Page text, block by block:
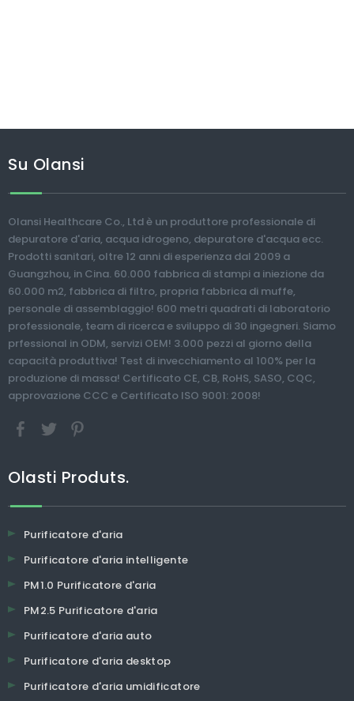
Su Olansi
Olansi Healthcare Co., Ltd è un produttore professionale di
depuratore d'aria, acqua idrogeno, depuratore d'acqua ecc.
Prodotti sanitari, oltre 12 anni di esperienza dal 2009 a
Guangzhou, in Cina. 60.000 fabbrica di stampi a iniezione da
60.000 m2, fabbrica di filtro, propria fabbrica di muffe,
personale di assemblaggio! 600 metri quadrati di laboratorio
professionale, team di ricerca e sviluppo di 30 ingegneri. Siamo
prfessional in ODM, servizi OEM! 3.000 pezzi al giorno della
capacità produttiva! Test di invecchiamento al 100% per la
produzione di massa! Certificato CE, CB, RoHS, SASO, CQC,
approvazione CCC e Certificato ISO 9001: 2008!
Olasti Produts.
Purificatore d'aria
Purificatore d'aria intelligente
PM1.0 Purificatore d'aria
PM2.5 Purificatore d'aria
Purificatore d'aria auto
Purificatore d'aria desktop
Purificatore d'aria umidificatore